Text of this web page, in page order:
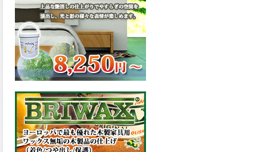
2026.03.12
無機顔料の表面を高緻密ダブ
ルシールド層でガードするこ
とにより、ラジカルの発生を
抑制、エスケープレミアムル
ーフSiが新しく販売開始致し
ました。ご購入はこちらか
ら。
2026.03.11
緻密で強靭な無機系塗膜と、
汚れを降雨で洗い流す親水性
の表面効果により優れた低汚